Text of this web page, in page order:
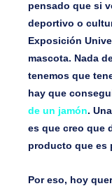
pensado que si
deportivo o
Exposición
mascota. Nada
tenemos que
hay que
de un jamón.
es que creo que
producto que es
Por eso, hoy